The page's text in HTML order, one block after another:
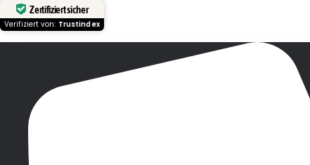
Zertifiziert sicher
Verifiziert von: Trustindex